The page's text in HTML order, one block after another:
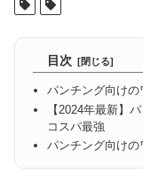
目次
パンチング向け
【2024年最新】
コスパ最強
パンチング向け